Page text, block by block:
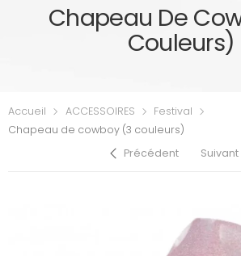
Chapeau De
Couleurs)
Accueil ACCESSOIRES
Festival
Chapeau de cowboy (3 couleurs)
Précédent
Suivant